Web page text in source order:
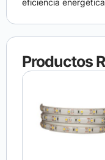
eficiencia
Productos